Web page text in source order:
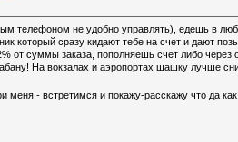
телефоном не удобно управлять), едешь в
который сразу кидают тебе на счет и дают
от суммы заказа, пополняешь счет либо
На вокзалах и аэропортах шашку лучше
меня - встретимся и покажу-расскажу что да как